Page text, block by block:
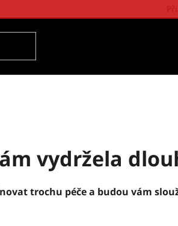
vydržela
trochu péče a budou vám